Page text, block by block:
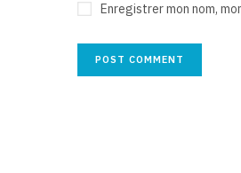
Enregistrer mon nom,